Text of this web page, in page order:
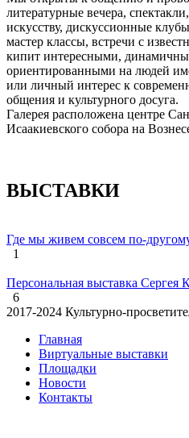
литературные вечера,
искусству, дискуссионные
мастер классы, встречи с
кипит интересными,
ориентированными на людей
или личный интерес к
общения и культурного досуга.
Галерея расположена центре
Исаакиевского собора на
ВЫСТАВКИ
Где мы живем совсем по-
1
Персональная выставка Сергея
6
2017-2024 Культурно-
Главная
Виртуальные выставки
Площадки
Новости
Контакты